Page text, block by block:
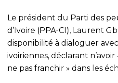
Le président du Parti des
d’Ivoire (PPA-CI), Laurent
disponibilité à dialoguer
ivoiriennes, déclarant
ne pas franchir » dans les